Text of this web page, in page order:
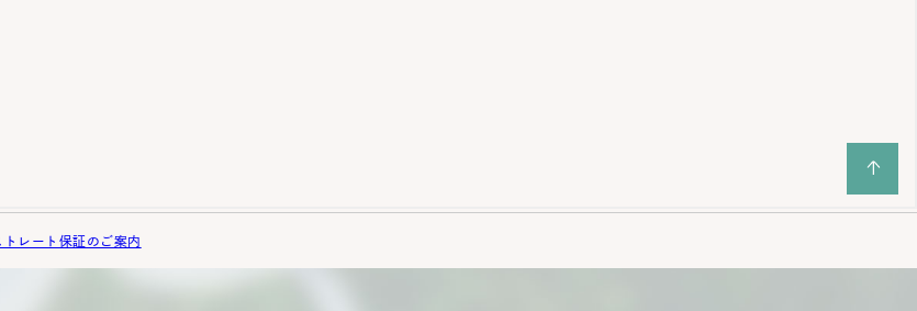
トレート保証のご案内